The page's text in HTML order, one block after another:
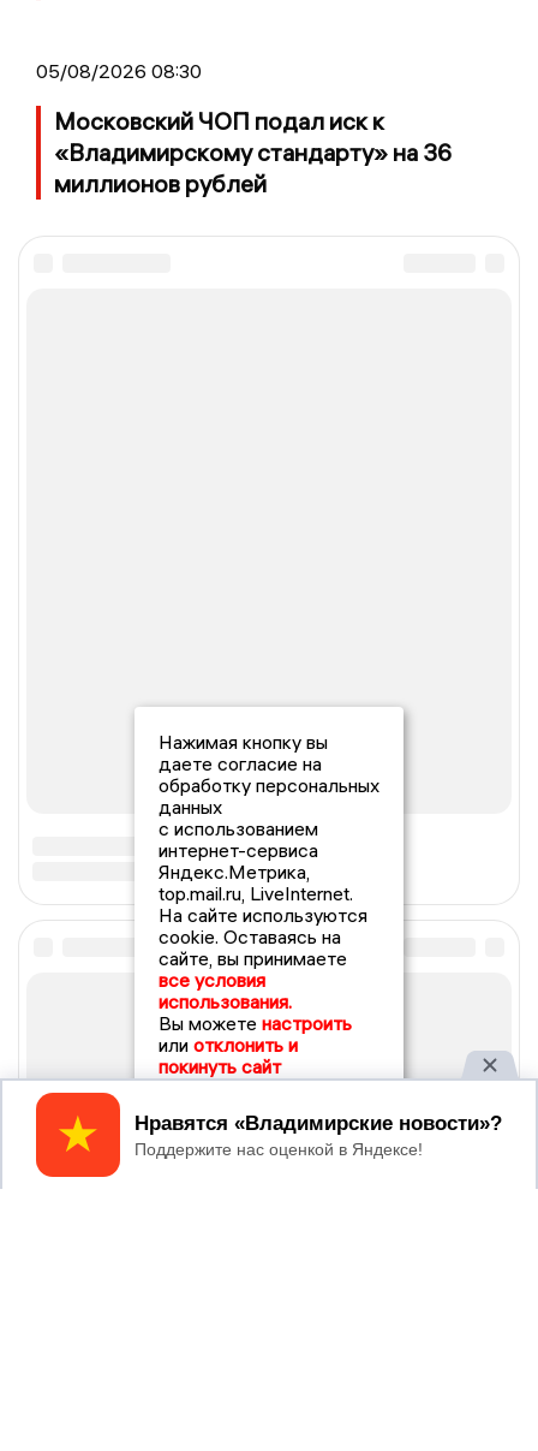
05/08/2026 08:30
Московский ЧОП подал иск к
«Владимирскому стандарту» на 36
миллионов рублей
Нажимая кнопку вы
даете согласие на
обработку персональных
данных
с использованием
интернет-сервиса
Яндекс.Метрика,
top.mail.ru, LiveInternet.
На сайте используются
cookie. Оставаясь на
сайте, вы принимаете
все условия
использования.
Вы можете настроить
или отклонить и
покинуть сайт
Принять